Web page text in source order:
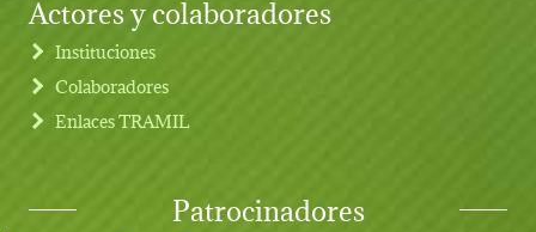
Actores y colaboradores
Instituciones
Colaboradores
Enlaces TRAMIL
Patrocinadores